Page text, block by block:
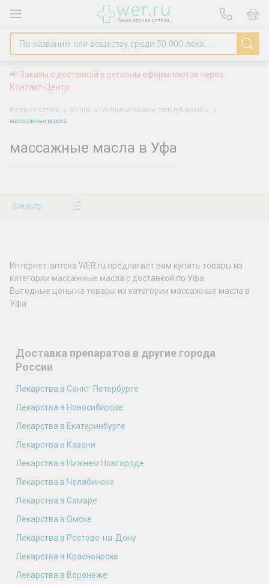
📢 Заказы с доставкой в регионы оформляются через
Контакт-Центр
Интернет-аптека Интим
Интимные смазки, гели, лубриканты
массажные масла
массажные масла в Уфа
Фильтр
Интернет-аптека WER.ru предлагает вам купить товары из
категории массажные масла с доставкой по Уфа
Выгодные цены на товары из категории массажные масла в
Уфа
Доставка препаратов в другие города
России
Лекарства в Санкт-Петербурге
Лекарства в Новосибирске
Лекарства в Екатеринбурге
Лекарства в Казани
Лекарства в Нижнем Новгороде
Лекарства в Челябинске
Лекарства в Самаре
Лекарства в Омске
Лекарства в Ростове-на-Дону
Лекарства в Красноярске
Лекарства в Воронеже